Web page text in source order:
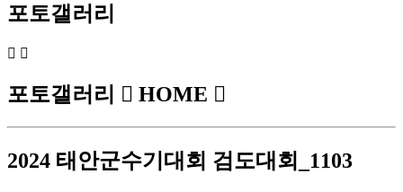
포토갤러리
포토갤러리 HOME
2024 태안군수기대회 검도대회_1103